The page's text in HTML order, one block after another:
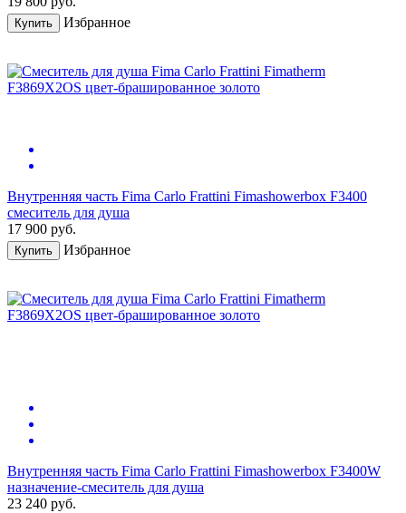
Купить Избранное
Внутренняя часть Fima Carlo Frattini Fimashowerbox F3400
смеситель для душа
17 900 руб.
Купить Избранное
Внутренняя часть Fima Carlo Frattini Fimashowerbox F3400W
назначение-смеситель для душа
23 240 руб.